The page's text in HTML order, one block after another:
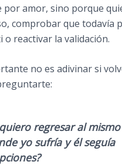
por amor, sino porque
comprobar que todavía
o reactivar la validación.
no es adivinar si
regresar al mismo
yo sufría y él seguía